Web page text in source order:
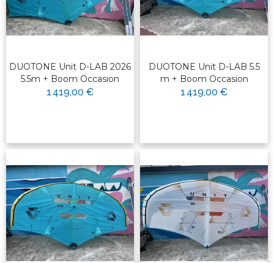
DUOTONE Unit D-LAB 2026
5.5m + Boom Occasion
1 419,00 €
DUOTONE Unit D-LAB 5.5
m + Boom Occasion
1 419,00 €